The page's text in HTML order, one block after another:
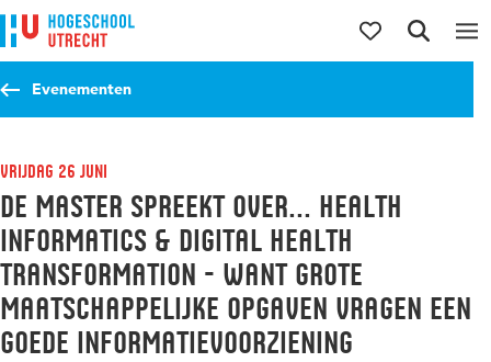
Direct naar de inhoud
Direct naar de hoofdnavigatie
Direct naar de zoekfunctie
Evenementen
De Master Spreekt over... Health
Informatics & Digital Health
Transformation - Want grote
maatschappelijke opgaven vragen een
goede informatievoorziening
vrijdag 26 juni